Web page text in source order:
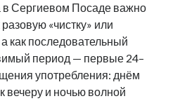
в Сергиевом Посаде важно
«чистку» или
как последовательный
период — первые 24–
употребления: днём
вечеру и ночью волной